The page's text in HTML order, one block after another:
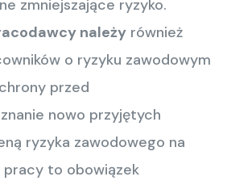
zmniejszające ryzyko.
należy również
o ryzyku zawodowym
przed
nowo przyjętych
ryzyka zawodowego na
pracy to obowiązek